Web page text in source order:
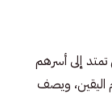
تمتد إلى أسرهم
اليقين، ويصف